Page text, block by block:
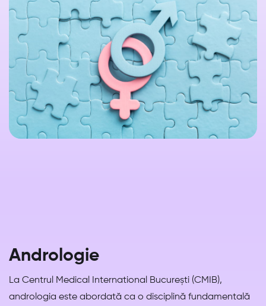
Andrologie
La Centrul Medical International București (CMIB),
andrologia este abordată ca o disciplină fundamentală